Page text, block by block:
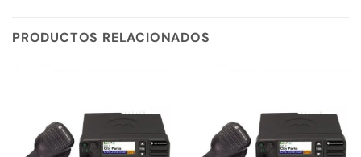
PRODUCTOS RELACIONADOS